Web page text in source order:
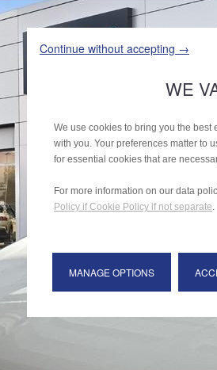
Continue without accepting →
WE
We use cookies to bring you the
with you. Your preferences matter to
for essential cookies that are
For more information on our data
Policy if Cookie Policy if not separate.
MANAGE OPTIONS